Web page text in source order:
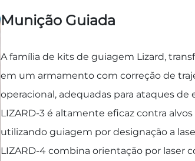
Munição Guiada
A família de kits de guiagem Lizard,
em um armamento com correção de
operacional, adequadas para ataques de
LIZARD-3 é altamente eficaz contra
utilizando guiagem por designação a
LIZARD-4 combina orientação por laser